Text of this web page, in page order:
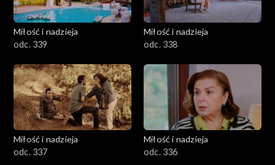
Miłość i nadzieja
odc. 339
Miłość i nadzieja
odc. 338
Miłość i nadzieja
odc. 337
Miłość i nadzieja
odc. 336